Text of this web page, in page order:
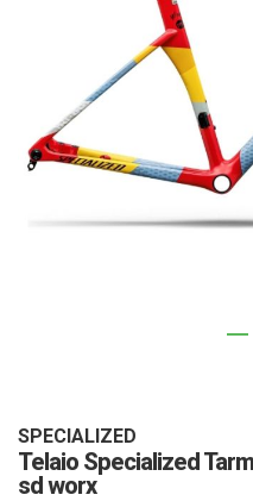
SPECIALIZED
Telaio Specialized
sd worx
galleria
di
immagini